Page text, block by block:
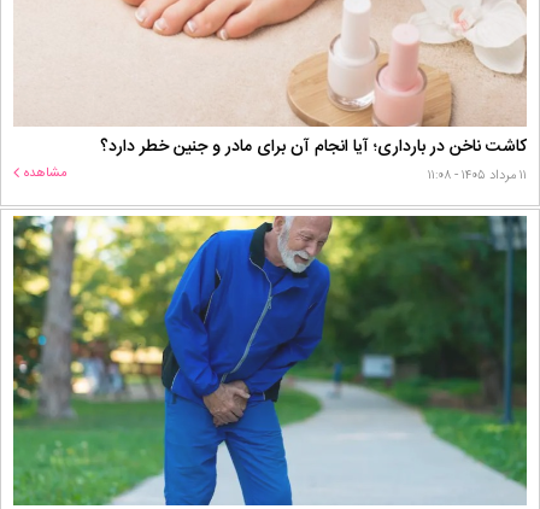
کاشت ناخن در بارداری؛ آیا انجام آن برای مادر و جنین خطر دارد؟
۱۱ مرداد ۱۴۰۵ - ۱۱:۰۸ مشاهده